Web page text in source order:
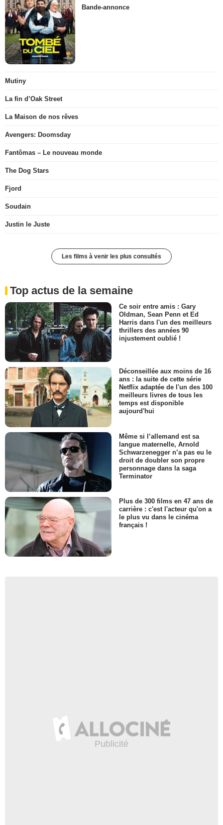
Bande-annonce
Mutiny
La fin d’Oak Street
La Maison de nos rêves
Avengers: Doomsday
Fantômas – Le nouveau monde
The Dog Stars
Fjord
Soudain
Justin le Juste
Les films à venir les plus consultés
Top actus de la semaine
Ce soir entre amis : Gary
Oldman, Sean Penn et Ed
Harris dans l'un des meilleurs
thrillers des années 90
injustement oublié !
Déconseillée aux moins de 16
ans : la suite de cette série
Netflix adaptée de l'un des 100
meilleurs livres de tous les
temps est disponible
aujourd'hui
Même si l’allemand est sa
langue maternelle, Arnold
Schwarzenegger n’a pas eu le
droit de doubler son propre
personnage dans la saga
Terminator
Plus de 300 films en 47 ans de
carrière : c'est l'acteur qu'on a
le plus vu dans le cinéma
français !